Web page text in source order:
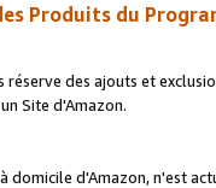
Produits du
réserve des ajouts et
Site d'Amazon.
domicile d'Amazon, n'est